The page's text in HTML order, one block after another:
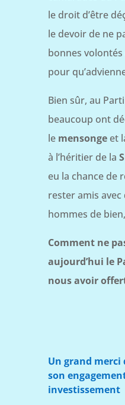
le droit d’être
le devoir de ne
bonnes
pour
Bien sûr, au
beaucoup ont
le mensongeet
à l’héritier de la
eu la chance de
rester amis
hommes de
Comment ne
aujourd’hui le
nous avoir
Un grand merci
son
investissement